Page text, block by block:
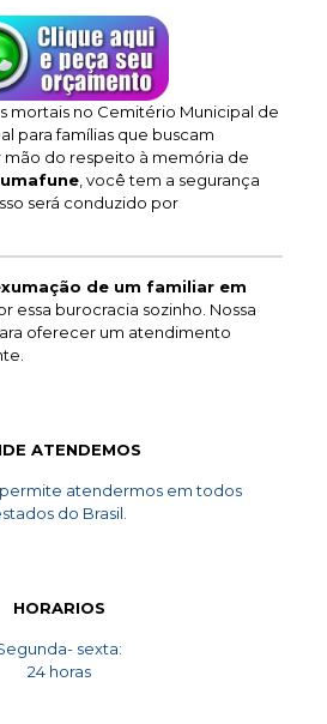
mortais no Cemitério Municipal de
para famílias que buscam
do respeito à memória de
, você tem a segurança
será conduzido por
de um familiar em
essa burocracia sozinho. Nossa
oferecer um atendimento
ATENDEMOS
permite atendermos em todos
do Brasil.
HORARIOS
sexta:
24 horas